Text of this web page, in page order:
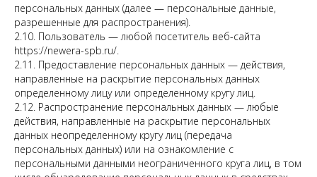
персональных данных (далее — персональные данные,
разрешенные для распространения).
2.10. Пользователь — любой посетитель веб-сайта
https://newera-spb.ru/.
2.11. Предоставление персональных данных — действия,
направленные на раскрытие персональных данных
определенному лицу или определенному кругу лиц.
2.12. Распространение персональных данных — любые
действия, направленные на раскрытие персональных
данных неопределенному кругу лиц (передача
персональных данных) или на ознакомление с
персональными данными неограниченного круга лиц, в том